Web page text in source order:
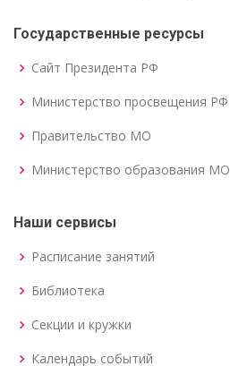
Государственные ресурсы
Сайт Президента РФ
Министерство просвещения РФ
Правительство МО
Министерство образования МО
Наши сервисы
Расписание занятий
Библиотека
Секции и кружки
Календарь событий